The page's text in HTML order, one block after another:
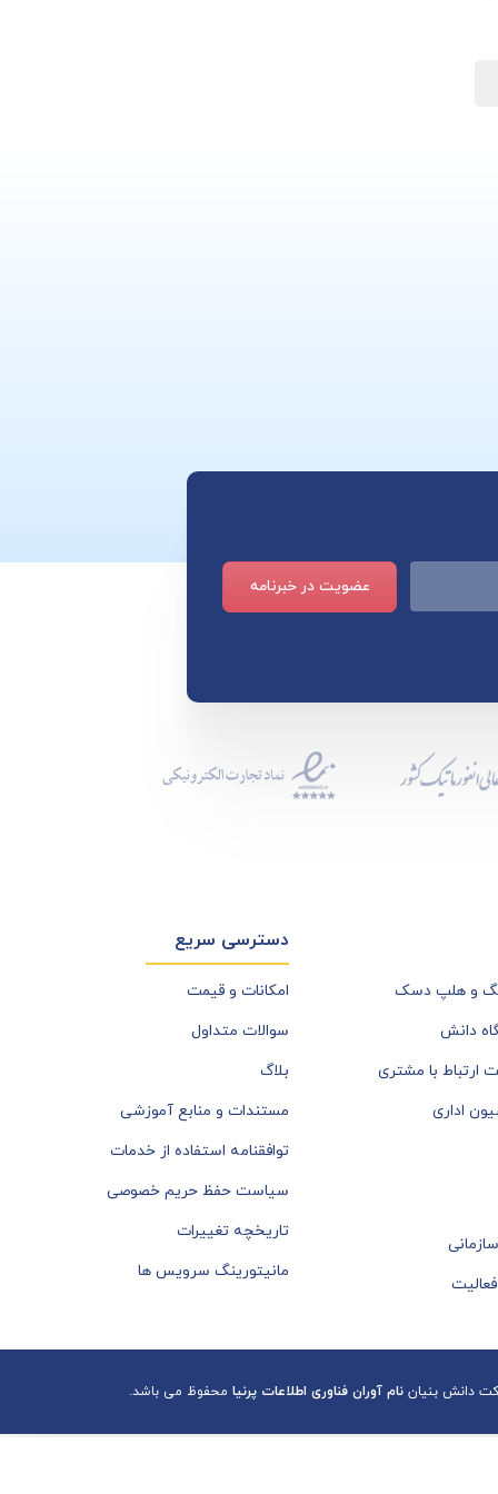
عضویت در خبرنامه
و هلپ دسک
دانش
ارتباط با مشتری
اداری
دسترسی سریع
امکانات و قیمت
سوالات متداول
بلاگ
مستندات و منابع آموزشی
توافقنامه استفاده از خدمات
سیاست حفظ حریم خصوصی
تاریخچه تغییرات
مانیتورینگ سرویس ها
دانش بنیان نام آوران فناوری اطلاعات پرنیا محفوظ می باشد.